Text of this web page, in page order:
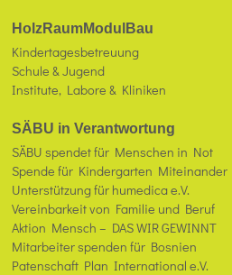
HolzRaumModulBau
Kindertagesbetreuung
Schule & Jugend
Institute, Labore & Kliniken
SÄBU in Verantwortung
SÄBU spendet für Menschen in Not
Spende für Kindergarten Miteinander
Unterstützung für humedica e.V.
Vereinbarkeit von Familie und Beruf
Aktion Mensch – DAS WIR GEWINNT
Mitarbeiter spenden für Bosnien
Patenschaft Plan International e.V.